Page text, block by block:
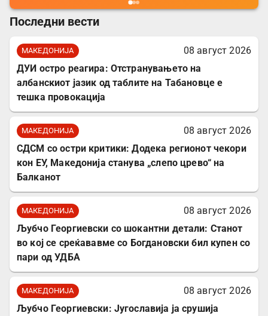
Последни вести
МАКЕДОНИЈА
08 август 2026
ДУИ остро реагира: Отстранувањето на
албанскиот јазик од таблите на Табановце е
тешка провокација
МАКЕДОНИЈА
08 август 2026
СДСМ со остри критики: Додека регионот чекори
кон ЕУ, Македонија станува „слепо црево“ на
Балканот
МАКЕДОНИЈА
08 август 2026
Љубчо Георгиевски со шокантни детали: Станот
во кој се среќававме со Богдановски бил купен со
пари од УДБА
МАКЕДОНИЈА
08 август 2026
Љубчо Георгиевски: Југославија ја срушија